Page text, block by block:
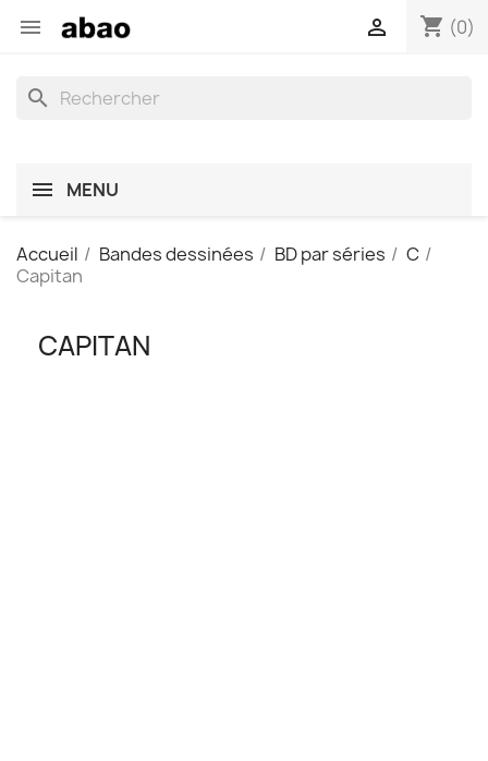
 shopping_cart (0)

search
MENU
Accueil Bandes dessinées BD par séries
C
Capitan
CAPITAN